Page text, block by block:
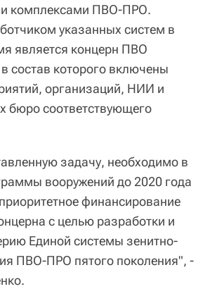
комплексами ПВО-ПРО.
указанных систем в
является концерн ПВО
состав которого включены
организаций, НИИ и
бюро соответствующего
задачу, необходимо в
вооружений до 2020 года
финансирование
с целью разработки и
Единой системы зенитно-
ПВО-ПРО пятого поколения", -